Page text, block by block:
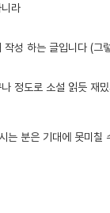
라
성 하는 글입니다 (그
정도로 소설 읽듯 재
는 분은 기대에 못미칠